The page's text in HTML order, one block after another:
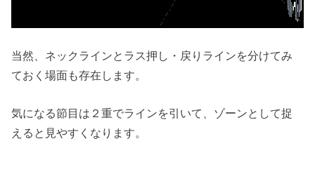
当然、ネックラインとラス押し・戻りラインを分けてみ
ておく場面も存在します。
気になる節目は２重でラインを引いて、ゾーンとして捉
えると見やすくなります。